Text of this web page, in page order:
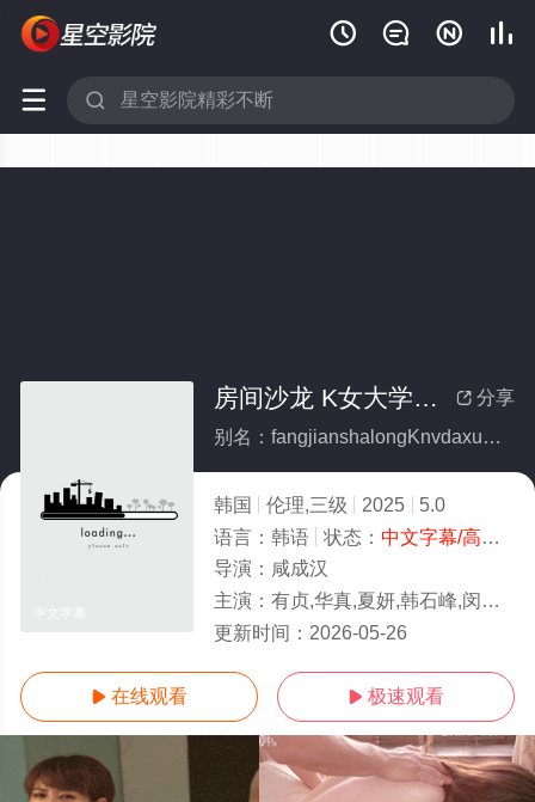
   
 
 分享
房间沙龙 K女大学生（无删减）
别名：fangjianshalongKnvdaxueshengwushanjian
韩国 伦理,三级 2025
5.0
语言： 韩语 状态： 中文字幕/高清
导演： 咸成汉
主演： 有贞,华真,夏妍,韩石峰,闵度允,海日
更新时间： 2026-05-26
 在线观看  极速观看